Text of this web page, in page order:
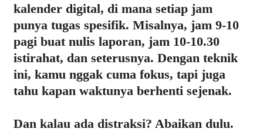
kalender digital, di mana setiap jam
punya tugas spesifik. Misalnya, jam 9-10
pagi buat nulis laporan, jam 10-10.30
istirahat, dan seterusnya. Dengan teknik
ini, kamu nggak cuma fokus, tapi juga
tahu kapan waktunya berhenti sejenak.
Dan kalau ada distraksi? Abaikan dulu.